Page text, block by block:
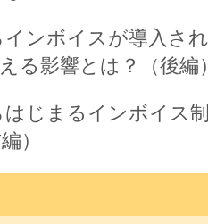
インボイスが導入さ
る影響とは？（後編
はじまるインボイス
）